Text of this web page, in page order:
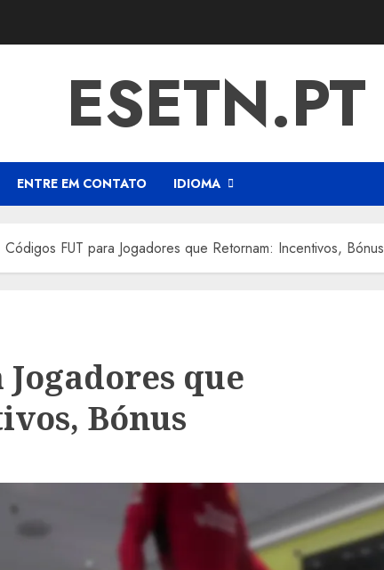
ESETN.PT
ENTRE EM CONTATO IDIOMA
Códigos FUT para Jogadores que Retornam: Incentivos, Bónus
Jogadores que
Bónus